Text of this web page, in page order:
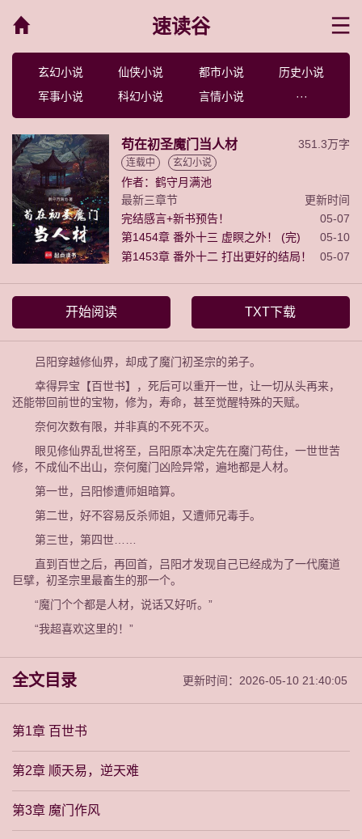
速读谷
玄幻小说 仙侠小说 都市小说
历史小说
军事小说
科幻小说 言情小说 ···
351.3万字
苟在初圣魔门当人材
连载中 玄幻小说
作者：鹤守月满池
更新时间
最新三章节
05-07
完结感言+新书预告！
05-10
第1454章 番外十三 虚瞑之外！ (完)
05-07
第1453章 番外十二 打出更好的结局！
开始阅读 TXT下载
吕阳穿越修仙界，却成了魔门初圣宗的弟子。
幸得异宝【百世书】，死后可以重开一世，让一切从头再来，
还能带回前世的宝物，修为，寿命，甚至觉醒特殊的天赋。
奈何次数有限，并非真的不死不灭。
眼见修仙界乱世将至，吕阳原本决定先在魔门苟住，一世世苦
修，不成仙不出山，奈何魔门凶险异常，遍地都是人材。
第一世，吕阳惨遭师姐暗算。
第二世，好不容易反杀师姐，又遭师兄毒手。
第三世，第四世……
直到百世之后，再回首，吕阳才发现自己已经成为了一代魔道
巨擘，初圣宗里最畜生的那一个。
“魔门个个都是人材，说话又好听。”
“我超喜欢这里的！”
更新时间：2026-05-10 21:40:05
全文目录
第1章 百世书
第2章 顺天易，逆天难
第3章 魔门作风